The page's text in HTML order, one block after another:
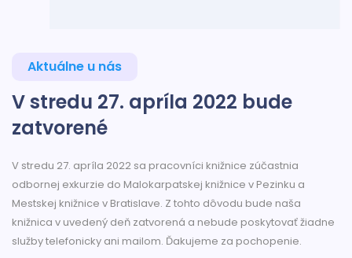
Aktuálne u nás
V stredu 27. apríla 2022 bude
zatvorené
V stredu 27. apríla 2022 sa pracovníci knižnice zúčastnia
odbornej exkurzie do Malokarpatskej knižnice v Pezinku a
Mestskej knižnice v Bratislave. Z tohto dôvodu bude naša
knižnica v uvedený deň zatvorená a nebude poskytovať žiadne
služby telefonicky ani mailom. Ďakujeme za pochopenie.